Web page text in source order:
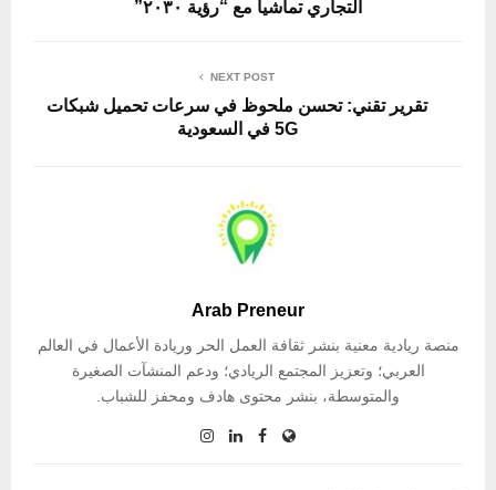
التجاري تماشياً مع “رؤية ٢٠٣٠”
NEXT POST
تقرير تقني: تحسن ملحوظ في سرعات تحميل شبكات
5G في السعودية
Arab Preneur
منصة ريادية معنية بنشر ثقافة العمل الحر وريادة الأعمال في العالم
العربي؛ وتعزيز المجتمع الريادي؛ ودعم المنشآت الصغيرة
والمتوسطة، بنشر محتوى هادف ومحفز للشباب.